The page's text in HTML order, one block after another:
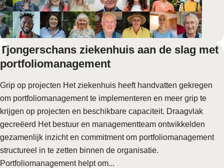
Tjongerschans ziekenhuis aan de slag met
portfoliomanagement
Grip op projecten Het ziekenhuis heeft handvatten gekregen
om portfoliomanagement te implementeren en meer grip te
krijgen op projecten en beschikbare capaciteit. Draagvlak
gecreëerd Het bestuur en managementteam ontwikkelden
gezamenlijk inzicht en commitment om portfoliomanagement
structureel in te zetten binnen de organisatie.
Portfoliomanagement helpt om...